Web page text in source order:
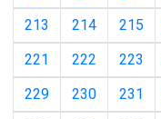
213
214 215
221
222 223
229
230 231